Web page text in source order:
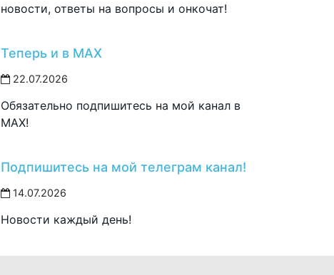
новости, ответы на вопросы и онкочат!
Теперь и в MAX
22.07.2026
Обязательно подпишитесь на мой канал в
MAX!
Подпишитесь на мой телеграм канал!
14.07.2026
Новости каждый день!